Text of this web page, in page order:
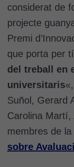
considerat de
projecte
Premi
que porta per
del treball en
universitaris
Suñol, Gerard
Carolina Martí,
membres de la
sobre